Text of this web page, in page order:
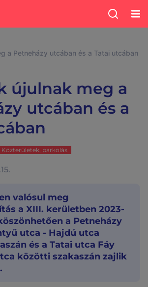
a Petneházy utcában és a Tatai utcában
újulnak meg a
utcában és a
Közterületek, parkolás
valósul meg
a XIII. kerületben 2023-
a Petneházy
utca - Hajdú utca
és a Tatai utca Fáy
közötti szakaszán zajlik